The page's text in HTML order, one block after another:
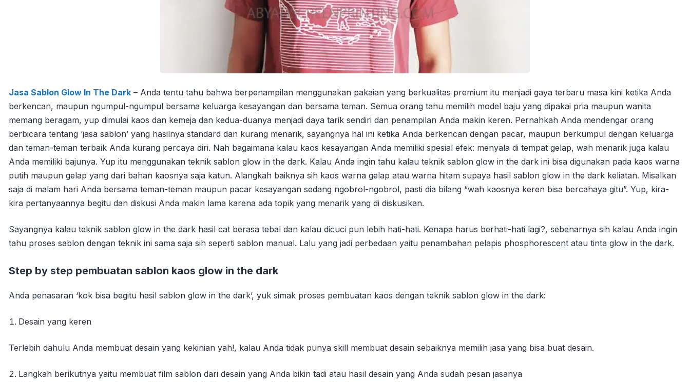
Jasa Sablon Glow In The Dark – Anda tentu tahu bahwa berpenampilan menggunakan pakaian yang berkualitas premium itu menjadi gaya terbaru masa kini ketika Anda
berkencan, maupun ngumpul-ngumpul bersama keluarga kesayangan dan bersama teman. Semua orang tahu memilih model baju yang dipakai pria maupun wanita
memang beragam, yup dimulai kaos dan kemeja dan kedua-duanya menjadi daya tarik sendiri dan penampilan Anda makin keren. Pernahkah Anda mendengar orang
berbicara tentang ‘jasa sablon’ yang hasilnya standard dan kurang menarik, sayangnya hal ini ketika Anda berkencan dengan pacar, maupun berkumpul dengan keluarga
dan teman-teman terbaik Anda kurang percaya diri. Nah bagaimana kalau kaos kesayangan Anda memiliki spesial efek: menyala di tempat gelap, wah menarik juga kalau
Anda memiliki bajunya. Yup itu menggunakan teknik sablon glow in the dark. Kalau Anda ingin tahu kalau teknik sablon glow in the dark ini bisa digunakan pada kaos warna
putih maupun gelap yang dari bahan kaosnya saja katun. Alangkah baiknya sih kaos warna gelap atau warna hitam supaya hasil sablon glow in the dark keliatan. Misalkan
saja di malam hari Anda bersama teman-teman maupun pacar kesayangan sedang ngobrol-ngobrol, pasti dia bilang “wah kaosnya keren bisa bercahaya gitu”. Yup, kira-
kira pertanyaannya begitu dan diskusi Anda makin lama karena ada topik yang menarik yang di diskusikan.
Sayangnya kalau teknik sablon glow in the dark hasil cat berasa tebal dan kalau dicuci pun lebih hati-hati. Kenapa harus berhati-hati lagi?, sebenarnya sih kalau Anda ingin
tahu proses sablon dengan teknik ini sama saja sih seperti sablon manual. Lalu yang jadi perbedaan yaitu penambahan pelapis phosphorescent atau tinta glow in the dark.
Step by step pembuatan sablon kaos glow in the dark
Anda penasaran ‘kok bisa begitu hasil sablon glow in the dark’, yuk simak proses pembuatan kaos dengan teknik sablon glow in the dark:
Desain yang keren
Terlebih dahulu Anda membuat desain yang kekinian yah!, kalau Anda tidak punya skill membuat desain sebaiknya memilih jasa yang bisa buat desain.
Langkah berikutnya yaitu membuat film sablon dari desain yang Anda bikin tadi atau hasil desain yang Anda sudah pesan jasanya